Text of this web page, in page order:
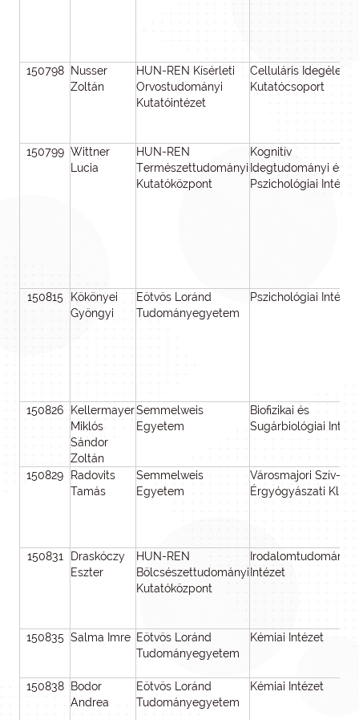
150798
Nusser
Zoltán
HUN-REN Kísérleti
Orvostudományi
Kutatóintézet
Celluláris
Kutatócsoport
150799 Wittner
Lucia
HUN-REN
Természettudományi
Kutatóközpont
Kognitív
Idegtudományi és
Pszichológiai Intézet
150815
Kökönyei
Gyöngyi
Eötvös Loránd
Tudományegyetem
Pszichológiai Intézet
150826
Kellermayer
Miklós
Sándor
Zoltán
Semmelweis
Egyetem
Biofizikai és
Sugárbiológiai
150829
Radovits
Tamás
Semmelweis
Egyetem
Városmajori Szív- és
Érgyógyászati
150831
Draskóczy
Eszter
HUN-REN
Bölcsészettudományi
Kutatóközpont
Irodalomtudományi
Intézet
150835 Salma Imre Eötvös Loránd
Tudományegyetem
Kémiai Intézet
150838
Bodor
Andrea
Eötvös Loránd
Tudományegyetem
Kémiai Intézet